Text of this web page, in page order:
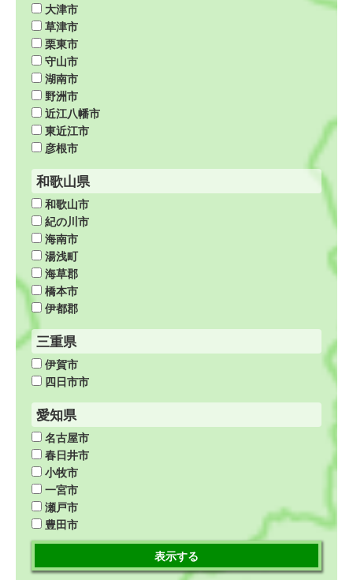
大津市
草津市
栗東市
守山市
湖南市
野洲市
近江八幡市
東近江市
彦根市
和歌山県
和歌山市
紀の川市
海南市
湯浅町
海草郡
橋本市
伊都郡
三重県
伊賀市
四日市市
愛知県
名古屋市
春日井市
小牧市
一宮市
瀬戸市
豊田市
表示する